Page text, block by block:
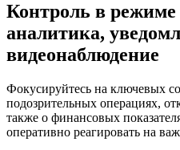
Контроль в
аналитика,
видеонаблюдение
Фокусируйтесь на ключевых
подозрительных операциях,
также о финансовых
оперативно реагировать на